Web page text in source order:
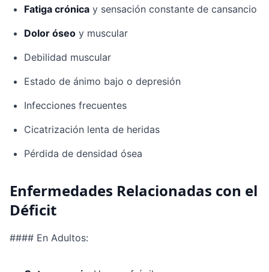
Fatiga crónica y sensación constante de cansancio
Dolor óseo y muscular
Debilidad muscular
Estado de ánimo bajo o depresión
Infecciones frecuentes
Cicatrización lenta de heridas
Pérdida de densidad ósea
Enfermedades Relacionadas con el
Déficit
#### En Adultos: